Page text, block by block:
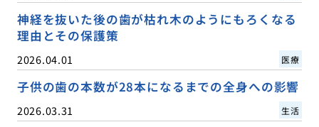
神経を抜いた後の歯が枯れ木のようにもろくなる
理由とその保護策
2026.04.01 医療
子供の歯の本数が28本になるまでの全身への影響
2026.03.31 生活